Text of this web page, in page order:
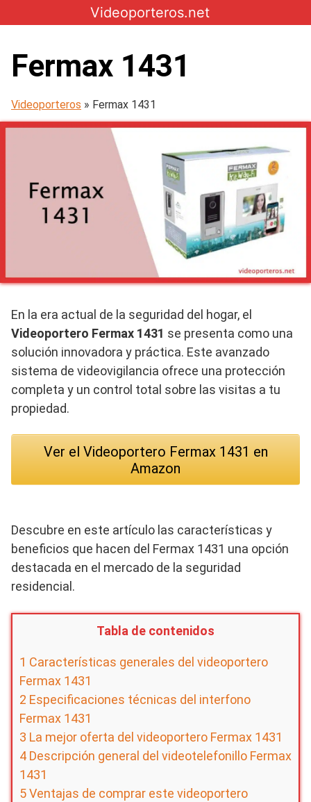
to
Videoporteros.net
Fermax 1431
Videoporteros » Fermax 1431
En la era actual de la seguridad del hogar, el
Videoportero Fermax 1431 se presenta como una
solución innovadora y práctica. Este avanzado
sistema de videovigilancia ofrece una protección
completa y un control total sobre las visitas a tu
propiedad.
Ver el Videoportero Fermax 1431 en
Amazon
Descubre en este artículo las características y
beneficios que hacen del Fermax 1431 una opción
destacada en el mercado de la seguridad
residencial.
Tabla de contenidos
1 Características generales del videoportero
Fermax 1431
2 Especificaciones técnicas del interfono
Fermax 1431
3 La mejor oferta del videoportero Fermax 1431
4 Descripción general del videotelefonillo Fermax
1431
5Ventajas de comprar este videoportero